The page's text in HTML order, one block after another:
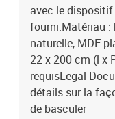
avec le
fourni.Matériau :
naturelle, MDF
22 x 200 cm (l x
requisLegal
détails sur la
de basculer